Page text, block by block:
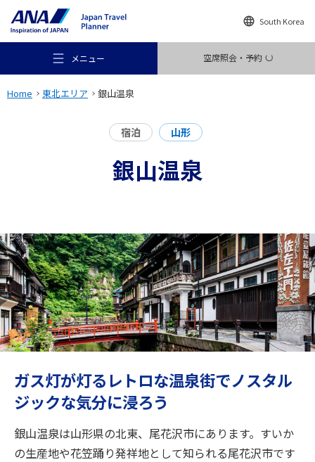
South Korea
メニュー 空席照会・予約
行き先
旅のお役立ち情報
閉じる
Home 東北エリア 銀山温泉
宿泊 山形
銀山温泉
ガス灯が灯るレトロな温泉街でノスタル
ジックな気分に浸ろう
銀山温泉は山形県の北東、尾花沢市にあります。すいか
の生産地や花笠踊り発祥地として知られる尾花沢市です